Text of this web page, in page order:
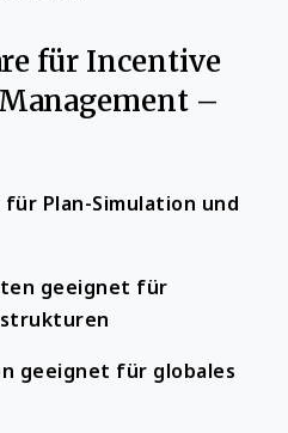
für Incentive
–
Plan-Simulation und
geeignet für
geeignet für globales